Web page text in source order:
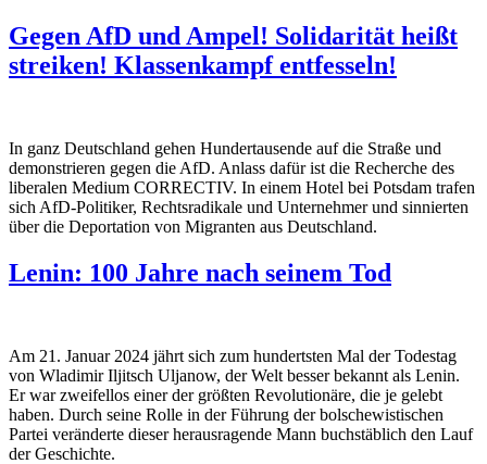
Gegen AfD und Ampel! Solidarität heißt
streiken! Klassenkampf entfesseln!
In ganz Deutschland gehen Hundertausende auf die Straße und
demonstrieren gegen die AfD. Anlass dafür ist die Recherche des
liberalen Medium CORRECTIV. In einem Hotel bei Potsdam trafen
sich AfD-Politiker, Rechtsradikale und Unternehmer und sinnierten
über die Deportation von Migranten aus Deutschland.
Lenin: 100 Jahre nach seinem Tod
Am 21. Januar 2024 jährt sich zum hundertsten Mal der Todestag
von Wladimir Iljitsch Uljanow, der Welt besser bekannt als Lenin.
Er war zweifellos einer der größten Revolutionäre, die je gelebt
haben. Durch seine Rolle in der Führung der bolschewistischen
Partei veränderte dieser herausragende Mann buchstäblich den Lauf
der Geschichte.